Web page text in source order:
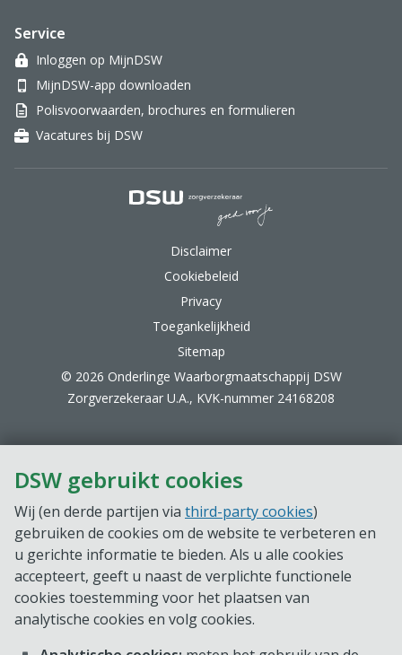
DSW gebruikt cookies
Wij (en derde partijen via third-party cookies)
gebruiken de cookies om de website te verbeteren en
u gerichte informatie te bieden. Als u alle cookies
accepteert, geeft u naast de verplichte functionele
cookies toestemming voor het plaatsen van
analytische cookies en volg cookies.
Service
Inloggen op MijnDSW
MijnDSW-app downloaden
Polisvoorwaarden, brochures en formulieren
Vacatures bij DSW
Disclaimer
Cookiebeleid
Privacy
Toegankelijkheid
Sitemap
© 2026 Onderlinge Waarborgmaatschappij DSW
Zorgverzekeraar U.A., KVK-nummer 24168208